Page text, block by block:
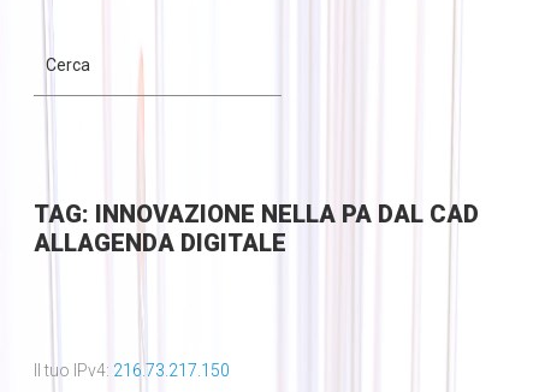
TAG: INNOVAZIONE NELLA PA DAL CAD
ALLAGENDA DIGITALE
Il tuo IPv4: 216.73.217.150